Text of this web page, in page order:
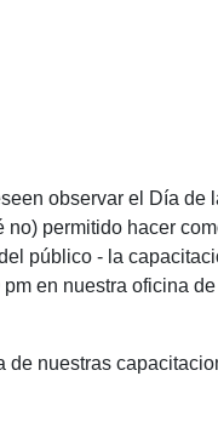
observar el Día de
permitido hacer
público - la
en nuestra oficina
de nuestras